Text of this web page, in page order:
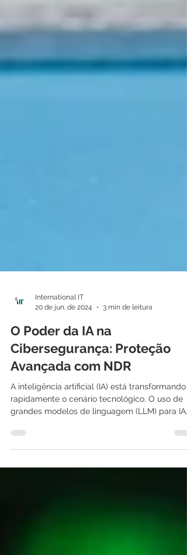
20 de jun. de 2024
3 min de leitura
O Poder da IA na
Cibersegurança: Proteção
Avançada com NDR
A inteligência artificial (IA) está transformando
grandes modelos de linguagem (LLM) para IA...